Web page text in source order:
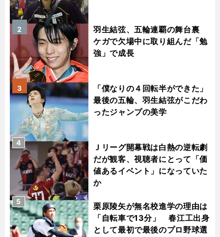
羽生結弦、五輪連覇の舞台裏
ケガで欠場中に取り組んだ「勉
強」で成長
2
「僕なりの４回転半ができた」
最後の五輪、羽生結弦がこだわ
ったジャンプの美学
3
Ｊリーグ開幕戦は白熱の逆転劇
だが観客、視聴者にとって「価
値あるイベント」になっていた
か
4
栗原陵矢が無名校進学の理由は
「自転車で13分」 春江工出身
として最初で最後のプロ野球選
5